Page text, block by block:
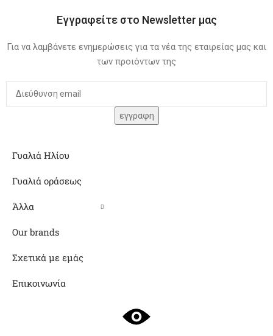
Εγγραφείτε στο Newsletter μας
Για να λαμβάνετε ενημερώσεις για τα νέα της εταιρείας μας και
των προιόντων της
Γυαλιά Ηλίου
Γυαλιά οράσεως
Άλλα
Our brands
Σχετικά με εμάς
Επικοινωνία